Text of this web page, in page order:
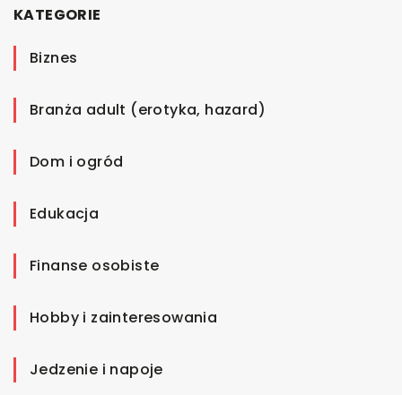
KATEGORIE
Biznes
Branża adult (erotyka, hazard)
Dom i ogród
Edukacja
Finanse osobiste
Hobby i zainteresowania
Jedzenie i napoje